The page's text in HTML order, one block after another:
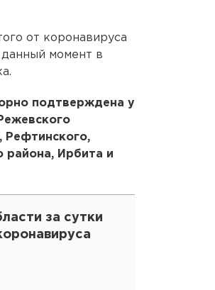
от коронавируса
момент в
подтверждена у
Рефтинского,
района, Ирбита и
за сутки